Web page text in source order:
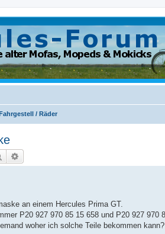
/ Räder
Suche
an einem Hercules Prima GT.
P20 927 970 85 15 658 und P20 927 970
woher ich solche Teile bekommen kann?